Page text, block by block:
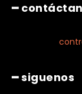
━
━ siguenos